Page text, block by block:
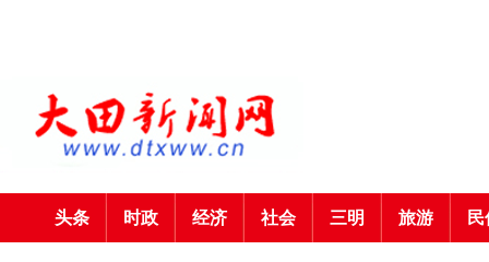
头条 时政 经济 社会 三明 旅游